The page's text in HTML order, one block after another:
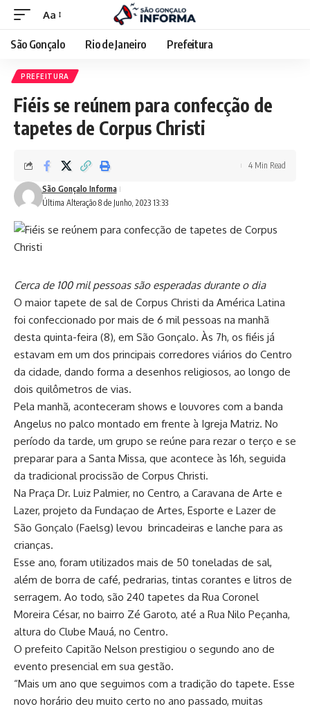
Aa
São Gonçalo Rio de Janeiro Prefeitura
PREFEITURA
Fiéis se reúnem para confecção de
tapetes de Corpus Christi
Última Alteração 8 de Junho, 2023 13:33
São Gonçalo Informa
4 Min Read
Cerca de 100 mil pessoas são esperadas durante o dia
O maior tapete de sal de Corpus Christi da América Latina
foi confeccionado por mais de 6 mil pessoas na manhã
desta quinta-feira (8), em São Gonçalo. Às 7h, os fiéis já
estavam em um dos principais corredores viários do Centro
da cidade, dando forma a desenhos religiosos, ao longo de
dois quilômetros de vias.
Pela manhã, aconteceram shows e louvores com a banda
Angelus no palco montado em frente à Igreja Matriz. No
período da tarde, um grupo se reúne para rezar o terço e se
preparar para a Santa Missa, que acontece às 16h, seguida
da tradicional procissão de Corpus Christi.
Na Praça Dr. Luiz Palmier, no Centro, a Caravana de Arte e
Lazer, projeto da Fundaçao de Artes, Esporte e Lazer de
São Gonçalo (Faelsg) levou brincadeiras e lanche para as
crianças.
Esse ano, foram utilizados mais de 50 toneladas de sal,
além de borra de café, pedrarias, tintas corantes e litros de
serragem. Ao todo, são 240 tapetes da Rua Coronel
Moreira César, no bairro Zé Garoto, até a Rua Nilo Peçanha,
altura do Clube Mauá, no Centro.
O prefeito Capitão Nelson prestigiou o segundo ano de
evento presencial em sua gestão.
“Mais um ano que seguimos com a tradição do tapete. Esse
novo horário deu muito certo no ano passado, muitas